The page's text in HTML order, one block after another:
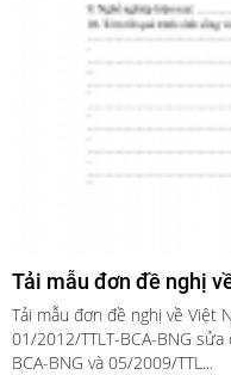
Tải mẫu đơn đề nghị
Tải mẫu đơn đề nghị về Việt
01/2012/TTLT-BCA-BNG
BCA-BNG và 05/2009/TTL...